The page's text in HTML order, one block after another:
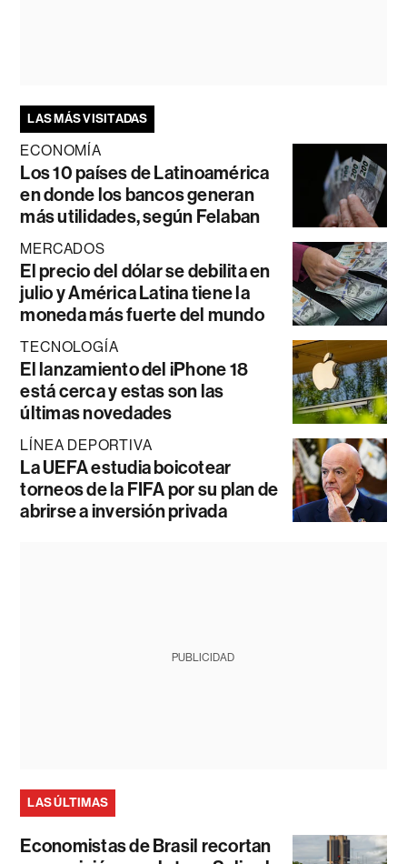
LAS MÁS VISITADAS
ECONOMÍA
Los 10 países de Latinoamérica
en donde los bancos generan
más utilidades, según Felaban
MERCADOS
El precio del dólar se debilita en
julio y América Latina tiene la
moneda más fuerte del mundo
TECNOLOGÍA
El lanzamiento del iPhone 18
está cerca y estas son las
últimas novedades
LÍNEA DEPORTIVA
La UEFA estudia boicotear
torneos de la FIFA por su plan de
abrirse a inversión privada
PUBLICIDAD
LAS ÚLTIMAS
Economistas de Brasil recortan